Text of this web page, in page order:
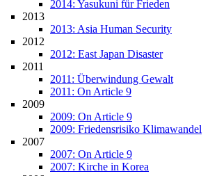
2014: Yasukuni für Frieden
2013
2013: Asia Human Security
2012
2012: East Japan Disaster
2011
2011: Überwindung Gewalt
2011: On Article 9
2009
2009: On Article 9
2009: Friedensrisiko Klimawandel
2007
2007: On Article 9
2007: Kirche in Korea